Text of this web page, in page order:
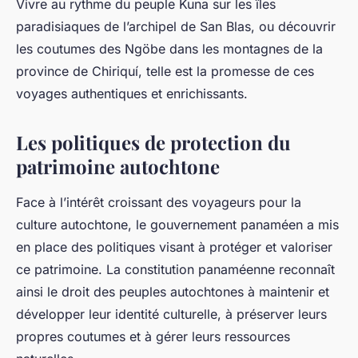
Vivre au rythme du peuple Kuna sur les îles
paradisiaques de l’archipel de San Blas, ou découvrir
les coutumes des Ngöbe dans les montagnes de la
province de Chiriquí, telle est la promesse de ces
voyages authentiques et enrichissants.
Les politiques de protection du
patrimoine autochtone
Face à l’intérêt croissant des voyageurs pour la
culture autochtone, le gouvernement panaméen a mis
en place des politiques visant à protéger et valoriser
ce patrimoine. La constitution panaméenne reconnaît
ainsi le droit des peuples autochtones à maintenir et
développer leur identité culturelle, à préserver leurs
propres coutumes et à gérer leurs ressources